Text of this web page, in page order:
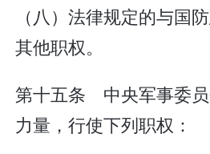
（八）法律规定的与国
其他职权。
第十五条 中央军事委
力量，行使下列职权：